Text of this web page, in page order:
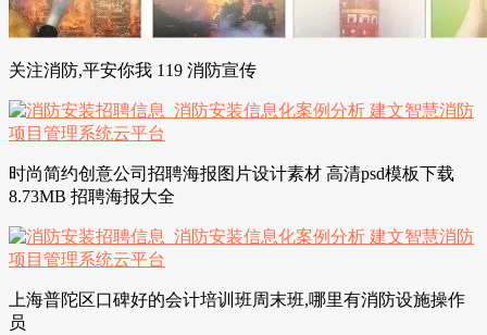
关注消防,平安你我 119 消防宣传
时尚简约创意公司招聘海报图片设计素材 高清psd模板下载
8.73MB 招聘海报大全
上海普陀区口碑好的会计培训班周末班,哪里有消防设施操作
员